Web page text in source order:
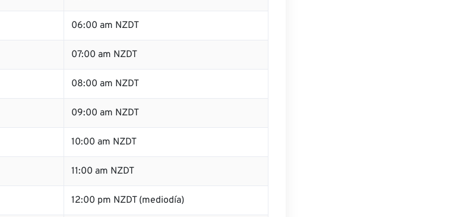
06:00 am NZDT
07:00 am NZDT
08:00 am NZDT
09:00 am NZDT
10:00 am NZDT
11:00 am NZDT
12:00 pm NZDT (mediodía)